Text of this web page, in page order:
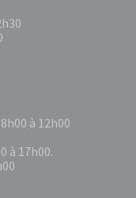
à 12h00
à 17h00.